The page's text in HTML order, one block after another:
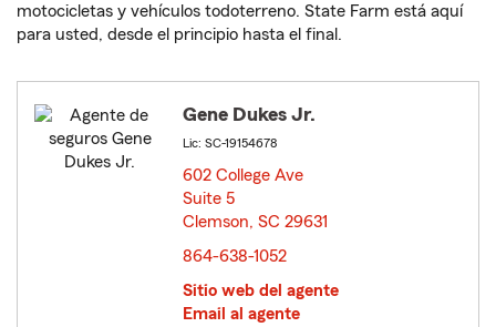
motocicletas y vehículos todoterreno. State Farm está aquí
para usted, desde el principio hasta el final.
Gene Dukes Jr.
Lic: SC-19154678
602 College Ave
Suite 5
Clemson, SC 29631
864-638-1052
Sitio web del agente
Email al agente